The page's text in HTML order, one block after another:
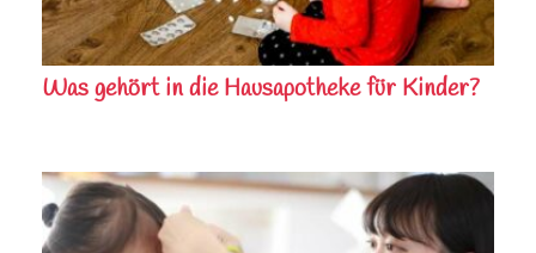
Was gehört in die Hausapotheke für Kinder?